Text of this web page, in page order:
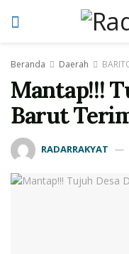
Beranda Daerah
Mantap!!!
Barut
RADARRAKYAT